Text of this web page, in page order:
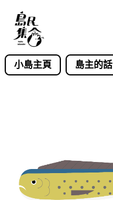
content
小島主頁 島主的話